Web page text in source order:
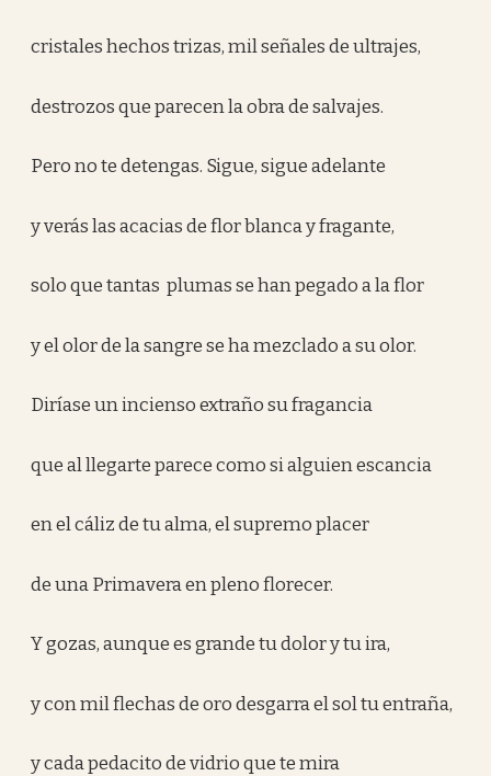
cristales hechos trizas, mil señales de ultrajes,
destrozos que parecen la obra de salvajes.
Pero no te detengas. Sigue, sigue adelante
y verás las acacias de flor blanca y fragante,
solo que tantas plumas se han pegado a la flor
y el olor de la sangre se ha mezclado a su olor.
Diríase un incienso extraño su fragancia
que al llegarte parece como si alguien escancia
en el cáliz de tu alma, el supremo placer
de una Primavera en pleno florecer.
Y gozas, aunque es grande tu dolor y tu ira,
y con mil flechas de oro desgarra el sol tu entraña,
y cada pedacito de vidrio que te mira